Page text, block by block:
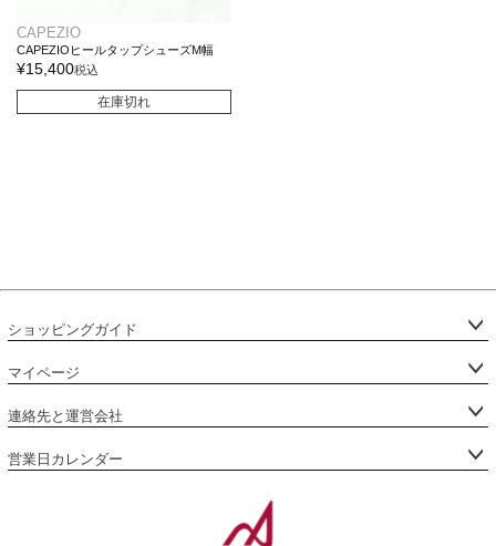
CAPEZIO
CAPEZIOヒールタップシューズM幅
¥15,400税込
在庫切れ
ショッピングガイド
マイページ
連絡先と運営会社
営業日カレンダー